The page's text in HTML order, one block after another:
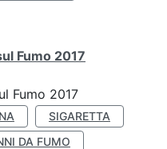
Fumo 2017
Fumo 2017
SIGARETTA
DA FUMO